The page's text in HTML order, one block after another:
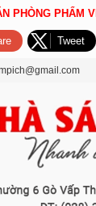
PHÒNG PHẨM
Tweet